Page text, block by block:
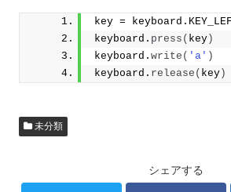
key =
keyboard. press ( key )
keyboard. write ( 'a' )
keyboard. release ( key )
未分類
シェアする